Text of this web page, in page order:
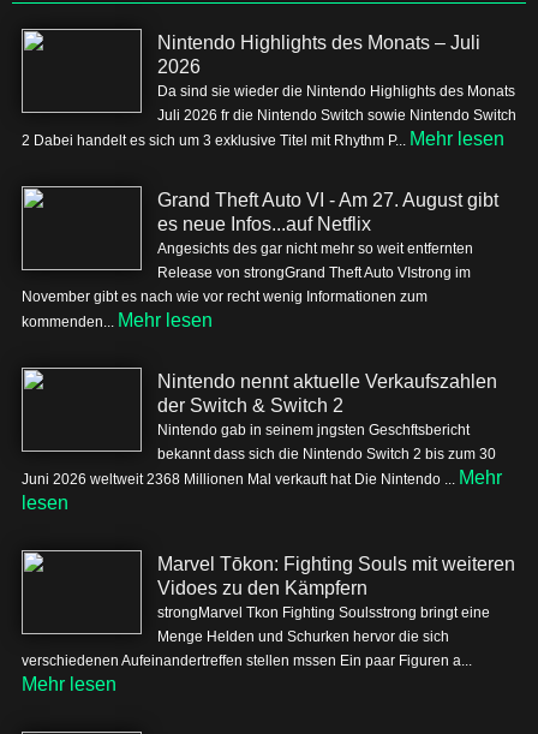
Nintendo Highlights des Monats – Juli
2026
Da sind sie wieder die Nintendo Highlights des Monats
Juli 2026 fr die Nintendo Switch sowie Nintendo Switch
2 Dabei handelt es sich um 3 exklusive Titel mit Rhythm P... Mehr lesen
Grand Theft Auto VI - Am 27. August gibt
es neue Infos...auf Netflix
Angesichts des gar nicht mehr so weit entfernten
Release von strongGrand Theft Auto VIstrong im
November gibt es nach wie vor recht wenig Informationen zum
kommenden... Mehr lesen
Nintendo nennt aktuelle Verkaufszahlen
der Switch & Switch 2
Nintendo gab in seinem jngsten Geschftsbericht
bekannt dass sich die Nintendo Switch 2 bis zum 30
Juni 2026 weltweit 2368 Millionen Mal verkauft hat Die Nintendo ... Mehr
lesen
Marvel Tōkon: Fighting Souls mit weiteren
Vidoes zu den Kämpfern
strongMarvel Tkon Fighting Soulsstrong bringt eine
Menge Helden und Schurken hervor die sich
verschiedenen Aufeinandertreffen stellen mssen Ein paar Figuren a...
Mehr lesen